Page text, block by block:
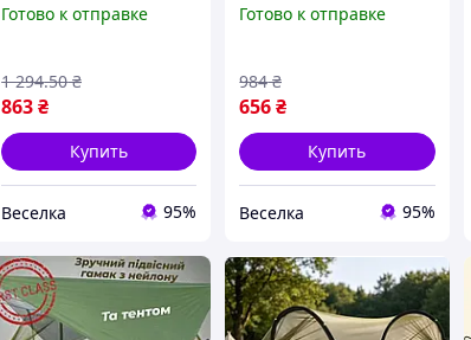
кемпинга и активного
Готово к отправке
863₴
1 294.50 ₴
Купить
Веселка 95%
с ярким дизайном для
Готово к отправке
656₴
984 ₴
Купить
Веселка 95%